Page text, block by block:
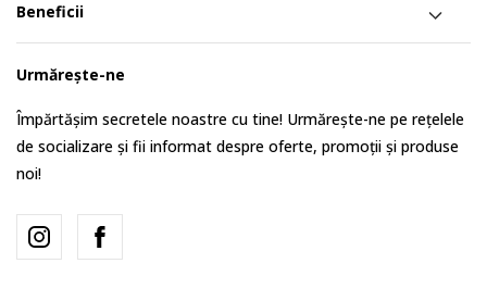
Beneficii
Urmărește-ne
Împărtășim secretele noastre cu tine! Urmărește-ne pe rețelele
de socializare și fii informat despre oferte, promoții și produse
noi!